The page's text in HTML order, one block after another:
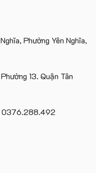
Phường Yên Nghĩa,
13. Quận Tân